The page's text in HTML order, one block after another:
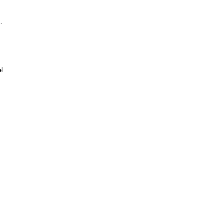
semplicemente riavere i capelli,
densità coerente con l’età e un
fondamentale nel raggiungimento
a diverse esigenze cliniche,
non esistono più protocolli identici
donatrice, dell’età, della